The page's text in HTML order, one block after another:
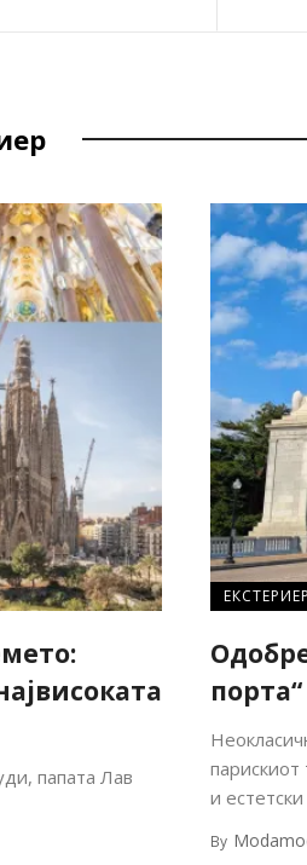
папата Лав
и естетски
By